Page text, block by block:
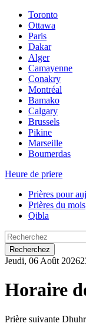
Toronto
Ottawa
Paris
Dakar
Alger
Camayenne
Conakry
Montréal
Bamako
Calgary
Brussels
Pikine
Marseille
Boumerdas
Heure de priere
Prières pour
Prières du mois
Qibla
Recherchez
Jeudi, 06 Août 2026
Horaire
Prière suivante